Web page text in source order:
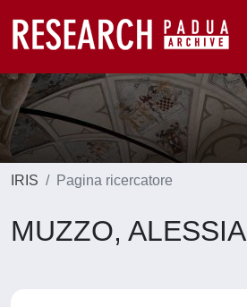
IRIS Pagina ricercatore
MUZZO, ALESSIA